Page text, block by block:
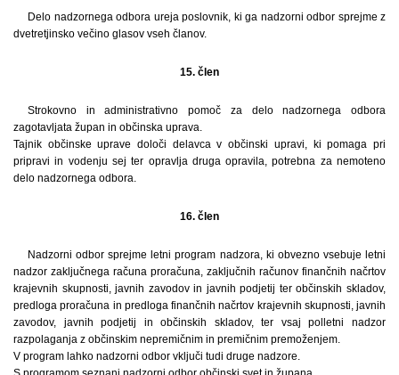
Delo nadzornega odbora ureja poslovnik, ki ga nadzorni odbor sprejme z
dvetretjinsko večino glasov vseh članov.
15. člen
Strokovno in administrativno pomoč za delo nadzornega odbora
zagotavljata župan in občinska uprava.
Tajnik občinske uprave določi delavca v občinski upravi, ki pomaga pri
pripravi in vodenju sej ter opravlja druga opravila, potrebna za nemoteno
delo nadzornega odbora.
16. člen
Nadzorni odbor sprejme letni program nadzora, ki obvezno vsebuje letni
nadzor zaključnega računa proračuna, zaključnih računov finančnih načrtov
krajevnih skupnosti, javnih zavodov in javnih podjetij ter občinskih skladov,
predloga proračuna in predloga finančnih načrtov krajevnih skupnosti, javnih
zavodov, javnih podjetij in občinskih skladov, ter vsaj polletni nadzor
razpolaganja z občinskim nepremičnim in premičnim premoženjem.
V program lahko nadzorni odbor vključi tudi druge nadzore.